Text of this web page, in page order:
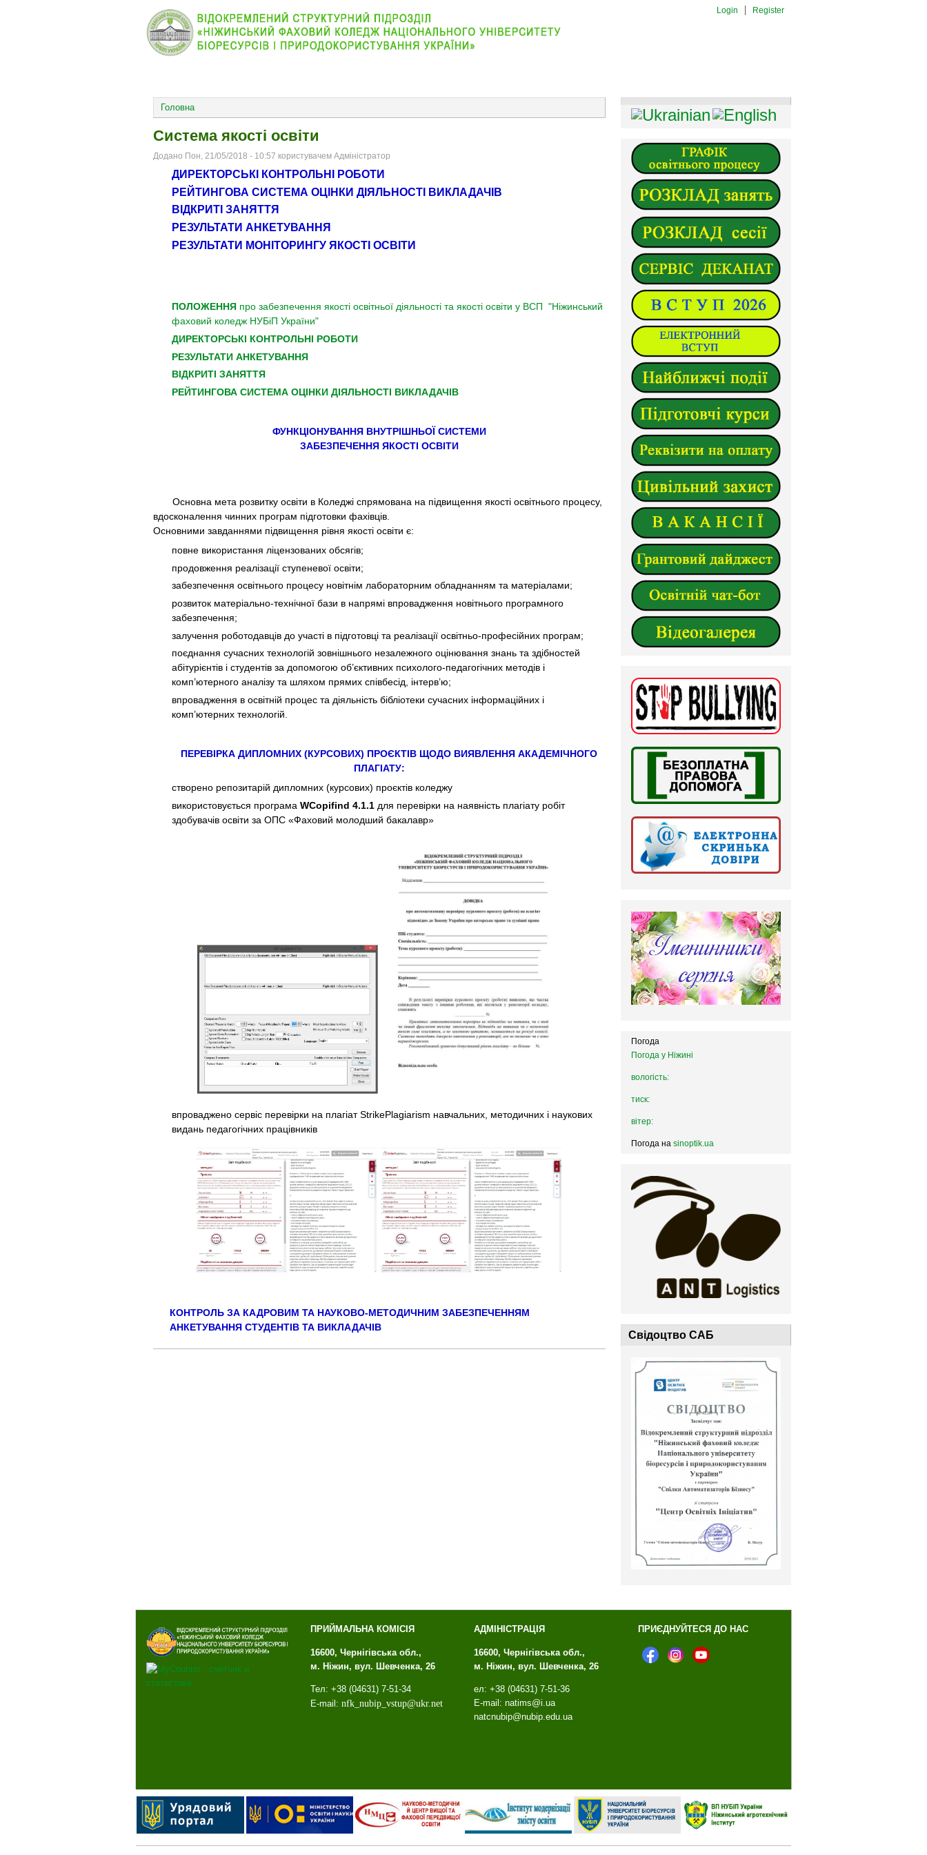
Login Register
Головна
Система якості освіти
Додано Пон, 21/05/2018 - 10:57 користувачем Адміністратор
ДИРЕКТОРСЬКІ КОНТРОЛЬНІ РОБОТИ
РЕЙТИНГОВА СИСТЕМА ОЦІНКИ ДІЯЛЬНОСТІ ВИКЛАДАЧІВ
ВІДКРИТІ ЗАНЯТТЯ
РЕЗУЛЬТАТИ АНКЕТУВАННЯ
РЕЗУЛЬТАТИ МОНІТОРИНГУ ЯКОСТІ ОСВІТИ
ПОЛОЖЕННЯ про забезпечення якості освітньої діяльності та якості освіти у ВСП "Ніжинський
фаховий коледж НУБіП України"
ДИРЕКТОРСЬКІ КОНТРОЛЬНІ РОБОТИ
РЕЗУЛЬТАТИ АНКЕТУВАННЯ
ВІДКРИТІ ЗАНЯТТЯ
РЕЙТИНГОВА СИСТЕМА ОЦІНКИДІЯЛЬНОСТІ ВИКЛАДАЧІВ
ФУНКЦІОНУВАННЯ ВНУТРІШНЬОЇ СИСТЕМИ
ЗАБЕЗПЕЧЕННЯ ЯКОСТІ ОСВІТИ
Основна мета розвитку освіти в Коледжі спрямована на підвищення якості освітнього процесу,
вдосконалення чинних програм підготовки фахівців.
Основними завданнями підвищення рівня якості освіти є:
повне використання ліцензованих обсягів;
продовження реалізації ступеневої освіти;
забезпечення освітнього процесу новітнім лабораторним обладнанням та матеріалами;
розвиток матеріально-технічної бази в напрямі впровадження новітнього програмного
забезпечення;
залучення роботодавців до участі в підготовці та реалізації освітньо-професійних програм;
поєднання сучасних технологій зовнішнього незалежного оцінювання знань та здібностей
абітурієнтів і студентів за допомогою об’єктивних психолого-педагогічних методів і
комп’ютерного аналізу та шляхом прямих співбесід, інтерв’ю;
впровадження в освітній процес та діяльність бібліотеки сучасних інформаційних і
комп’ютерних технологій.
ПЕРЕВІРКА ДИПЛОМНИХ (КУРСОВИХ) ПРОЄКТІВ ЩОДО ВИЯВЛЕННЯ АКАДЕМІЧНОГО
ПЛАГІАТУ:
створено репозитарій дипломних (курсових) проєктів коледжу
використовується програма WCopifind 4.1.1для перевірки на наявність плагіату робіт
здобувачів освіти за ОПС «Фаховий молодший бакалавр»
впроваджено сервіс перевірки на плагіат StrikePlagiarism навчальних, методичних і наукових
видань педагогічних працівників
КОНТРОЛЬ ЗА КАДРОВИМ ТА НАУКОВО-МЕТОДИЧНИМ ЗАБЕЗПЕЧЕННЯМ
АНКЕТУВАННЯ СТУДЕНТІВ ТА ВИКЛАДАЧІВ
Погода
Погода у Ніжині
вологість:
тиск:
вітер:
Погода на sinoptik.ua
Свідоцтво САБ
ПРИЙМАЛЬНА КОМІСІЯ
16600, Чернігівська обл.,
м. Ніжин, вул. Шевченка, 26
Тел: +38 (04631) 7-51-34
E-mail: nfk_ nubip_ vstup@ukr.net
АДМІНІСТРАЦІЯ
16600, Чернігівська обл.,
м. Ніжин, вул. Шевченка, 26
ел: +38 (04631) 7-51-36
E-mail: natims@i.ua
natcnubip@nubip.edu.ua
ПРИЄДНУЙТЕСЯ ДО НАС